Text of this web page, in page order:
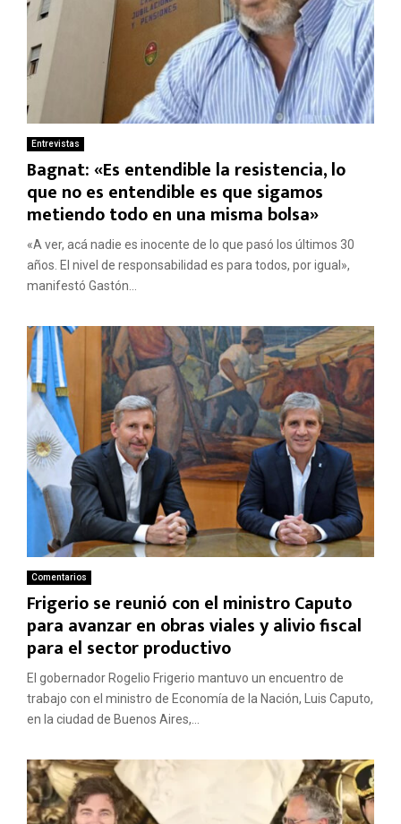
Entrevistas
Bagnat: «Es entendible la resistencia, lo
que no es entendible es que sigamos
metiendo todo en una misma bolsa»
«A ver, acá nadie es inocente de lo que pasó los últimos 30
años. El nivel de responsabilidad es para todos, por igual»,
manifestó Gastón...
Comentarios
Frigerio se reunió con el ministro Caputo
para avanzar en obras viales y alivio fiscal
para el sector productivo
El gobernador Rogelio Frigerio mantuvo un encuentro de
trabajo con el ministro de Economía de la Nación, Luis Caputo,
en la ciudad de Buenos Aires,...